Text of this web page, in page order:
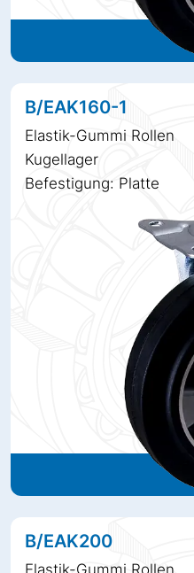
B/EAK160-1
Elastik-Gummi Rollen
Kugellager
Befestigung: Platte
B/EAK200